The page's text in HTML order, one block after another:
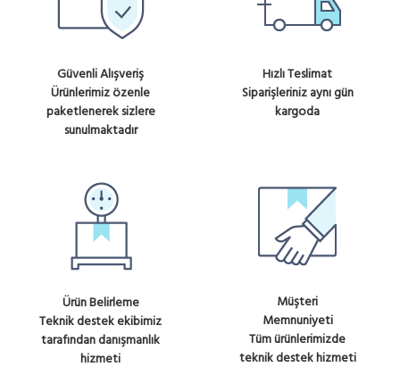
Güvenli Alışveriş
Ürünlerimiz özenle
paketlenerek sizlere
sunulmaktadır
Hızlı Teslimat
Siparişleriniz aynı gün
kargoda
Ürün Belirleme
Teknik destek ekibimiz
tarafından danışmanlık
hizmeti
Müşteri
Memnuniyeti
Tüm ürünlerimizde
teknik destek hizmeti